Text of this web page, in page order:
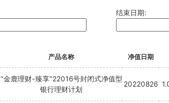
结束日期:
产品名称 净值日期
“金鹿理财-臻享”22016号封闭式净值型
银行理财计划
20220826